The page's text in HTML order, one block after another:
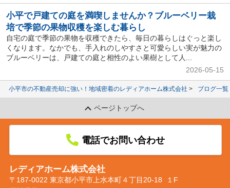
小平で戸建ての庭を満喫しませんか？ブルーベリー栽
培で季節の果物収穫を楽しむ暮らし
自宅の庭で季節の果物を収穫できたら、毎日の暮らしはぐっと楽し
くなります。なかでも、手入れのしやすさと可愛らしい実が魅力の
ブルーベリーは、戸建ての庭と相性のよい果樹として人...
2026-05-15
小平市の不動産売却に強い！地域密着のレディアホーム株式会社 ブログ一覧
ページトップへ
電話でお問い合わせ
レディアホーム株式会社
〒187-0022 東京都小平市上水本町４丁目20-18 １F